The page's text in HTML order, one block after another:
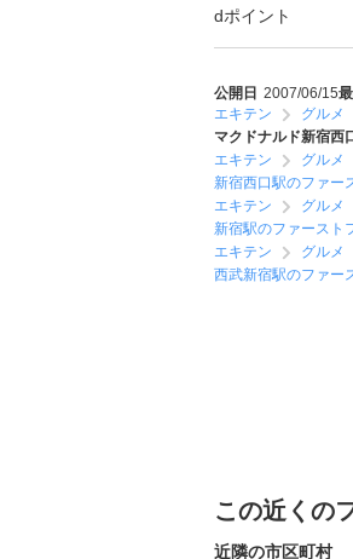
dポイント
公開日 2007/06/15
エキテン
グルメ
マクドナルド新宿西
エキテン
グルメ
新宿西口駅のファー
エキテン
グルメ
新宿駅のファースト
エキテン
グルメ
西武新宿駅のファー
この近くの
近隣の市区町村